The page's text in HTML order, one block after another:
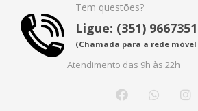
Tem questões?
Ligue: (351)
(Chamada para a rede
Atendimento das 9h às 22h